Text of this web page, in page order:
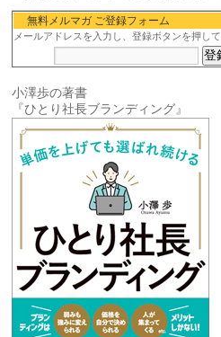
無料メルマガ ご登録フォーム
メールアドレスを入力し、登録ボタンを押して
小澤歩の著書
『ひとり社長ブランディング』